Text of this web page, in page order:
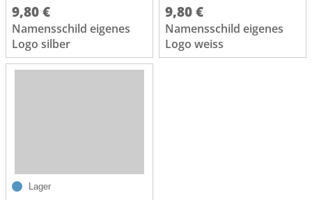
9,80 €
Namensschild eigenes
Logo silber
9,80 €
Namensschild eigenes
Logo weiss
Lager